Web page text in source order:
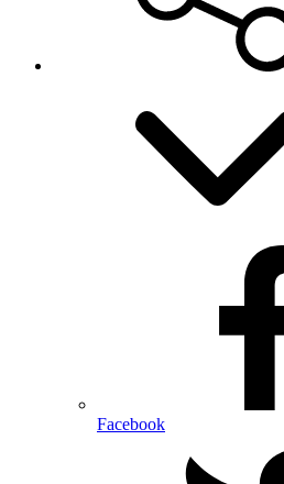
Facebook